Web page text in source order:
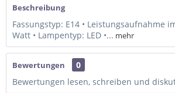
Beschreibung
Fassungstyp: E14 • Leistungsaufnahme
Watt • Lampentyp: LED •... mehr
Bewertungen
0
Bewertungen lesen, schreiben und